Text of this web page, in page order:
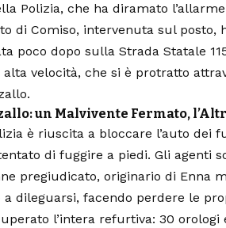
Polizia, che ha diramato
di Comiso, intervenuta sul posto,
poco dopo sulla Strada Statale
velocità, che si è protratto
un Malvivente Fermato,
è riuscita a bloccare l’auto dei
di fuggire a piedi. Gli agenti
pregiudicato, originario di Enna
dileguarsi, facendo perdere le
l’intera refurtiva: 30